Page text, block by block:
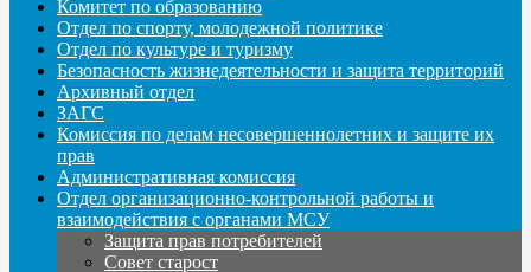
Комитет по образованию
Отдел по спорту, молодежной политике
Отдел по культуре и туризму
Безопасность жизнедеятельности и защита территорий
Архивный отдел
ЗАГС
Комиссия по делам несовершеннолетних и защите их
прав
Административная комиссия
Отдел организационно-контрольной работы и
взаимодействия с органами МСУ
Защита прав потребителей
Совет старост